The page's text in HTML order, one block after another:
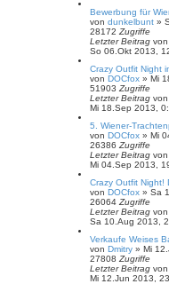
Bewerbung für
von dunkelbunt »
28172 Zugriffe
Letzter Beitrag von
So 06.Okt 2013,
Crazy Outfit Night
von DOCfox » Mi
51903 Zugriffe
Letzter Beitrag von
Mi 18.Sep 2013,
5. Wiener-
von DOCfox » Mi
26386 Zugriffe
Letzter Beitrag von
Mi 04.Sep 2013,
Crazy Outfit Night!
von DOCfox » Sa
26064 Zugriffe
Letzter Beitrag von
Sa 10.Aug 2013,
Verkaufe Weises
von Dmitry » Mi
27808 Zugriffe
Letzter Beitrag von
Mi 12.Jun 2013,